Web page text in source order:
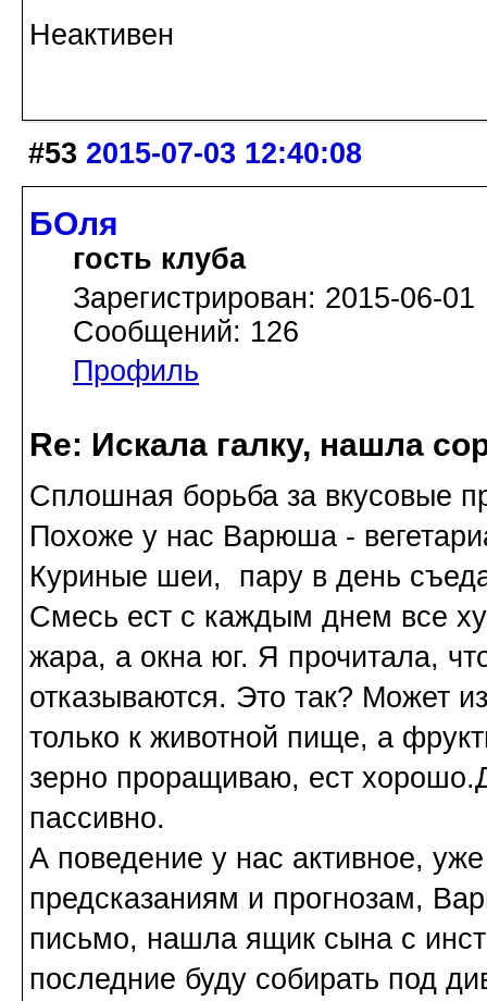
Неактивен
#53 2015-07-03 12:40:08
БОля
гость клуба
Зарегистрирован: 2015-06-01
Сообщений: 126
Профиль
Re: Искала галку, нашла
Сплошная борьба за вкусовые
Похоже у нас Варюша -
Куриные шеи, пару в день
Смесь ест с каждым днем все
жара, а окна юг. Я прочитала,
отказываются. Это так? Может
только к животной пище, а
зерно проращиваю, ест
пассивно.
А поведение у нас активное,
предсказаниям и прогнозам,
письмо, нашла ящик сына с
последние буду собирать под